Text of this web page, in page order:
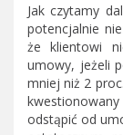
Jak czytamy
potencjalnie
że klientowi
umowy, jeżeli
mniej niż 2
odstąpić od